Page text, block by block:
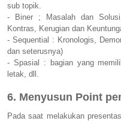
sub topik.
- Biner ; Masalah dan
Kontras, Kerugian dan
- Sequential : Kronologis,
dan seterusnya)
- Spasial : bagian yang
letak, dll.
6. Menyusun Point
Pada saat melakukan